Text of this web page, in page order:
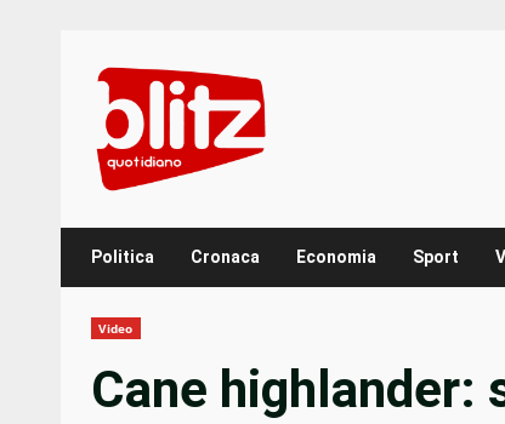
content
Politica Cronaca Economia Sport
Video
Cane highlander: